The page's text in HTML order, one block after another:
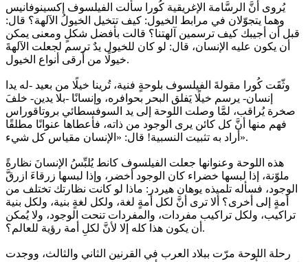
يُروى أنَّ الرسَّامة الإغريقية كُورا سألت الفيلسوف إكسينوفانيس
وهما يتجوّلان في مرابط الخيول: كيف تتخيل الخيولُ الآلهة؟ قال:
قبل أن أجيبك كيف ترسمين آلهتنا؟ قالت بأفضل شكلٍ ومعنى يمكن
أن يكون عليه الإنسان، قال: لو كان للخيول يدٌ ترسم لجعلت الآلهةَ
خيولًا من أرقى أنواع الخيول.
وثّقَت كُورا مقولةَ الفيلسوف بلوحةٍ فنية، تُرينا خيلًا من بعيد -له يدا
إنسان- يرسم خيلًا يَفلق البحر بحوافره، وإنسانًا -بلا يدين- خلفَ
صخرة يُراقب، لمَّا وصلت اللوحة إلى يد السوفسطائي بروتاقوراس
فهم منها أنَّ كل كائن يرى الوجود من ذاته، فأعطاها عنوانًا مطلقًا
أراد به تثبيت النسبية! قال: «الإنسان مقياس كل شيء».
هذه اللوحة وعنوانها جعلت الفيلسوف كانط يُلبِّسُ الإنسانَ نظارةً
ملوّنة، إذا لبسها خضراء كان الوجود أخضر، وإذا لبسها زرقاءَ ازرقَّ
الوجود، فسأله تلميذه يوهان هيردر: ماذا لو كانت نظارتك تختلف من
أمةٍ إلى أخرى؟ ألا ترى أنَّ لكل أمةٍ لغة، ولكل لغةٍ بنية، ولكل بنية
تراكيب، ولكل تراكيب مفردات، والمفردات تنحت الوجود، ولا يُمكن
أن يكون هذا كله إلا لأنَّ لكلِ أمة رؤية للعالم؟.
رحلة اللوحة مرّت ببلاد العرب في القرنين الثاني والثالث، ووجدت